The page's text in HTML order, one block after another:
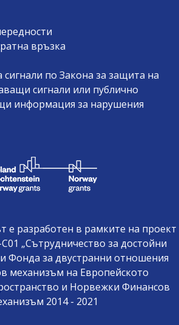
връзка
по Закона за защита на
сигнали или публично
информация за нарушения
е разработен в рамките на проект
„Сътрудничество за достойни
Фонда за двустранни отношения
механизъм на Европейското
и Норвежки Финансов
2014 - 2021